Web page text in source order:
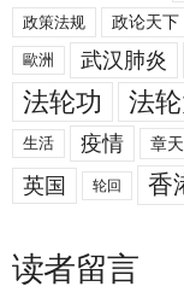
政策法规 政论天下
歐洲 武汉肺炎
法轮功 法
生活 疫情 章
英国 轮回 香
读者留言